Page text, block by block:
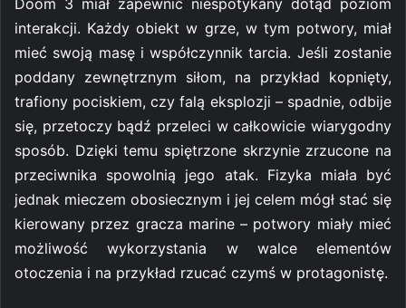
interakcji. Każdy obiekt w grze, w tym potwory, miał
mieć swoją masę i współczynnik tarcia. Jeśli zostanie
poddany zewnętrznym siłom, na przykład kopnięty,
trafiony pociskiem, czy falą eksplozji – spadnie, odbije
się, przetoczy bądź przeleci w całkowicie wiarygodny
sposób. Dzięki temu spiętrzone skrzynie zrzucone na
przeciwnika spowolnią jego atak. Fizyka miała być
jednak mieczem obosiecznym i jej celem mógł stać się
kierowany przez gracza marine – potwory miały mieć
możliwość wykorzystania w walce elementów
otoczenia i na przykład rzucać czymś w protagonistę.